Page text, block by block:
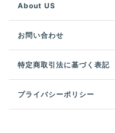
About US
お問い合わせ
特定商取引法に基づく表記
プライバシーポリシー